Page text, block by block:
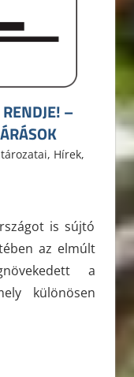
–
, Hírek,
is sújtó
az elmúlt
a
különösen